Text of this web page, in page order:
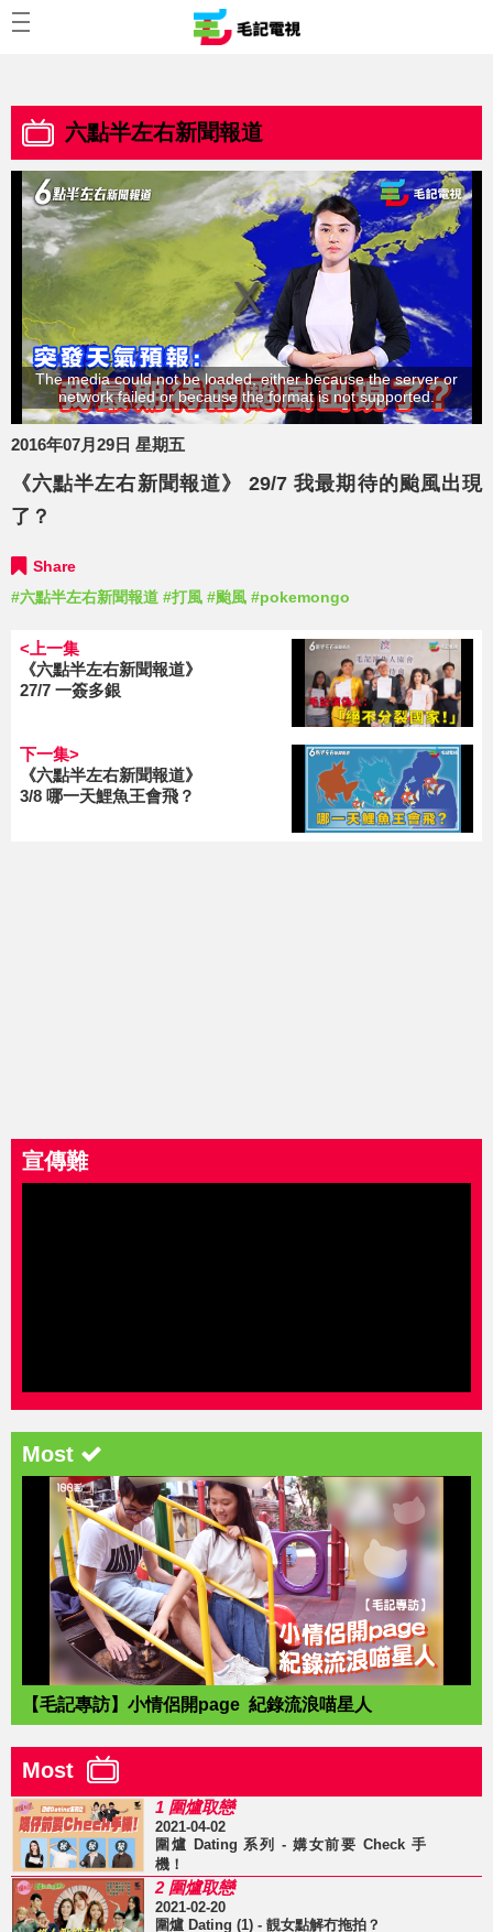
六點半左右新聞報道
The media could not be loaded, either because the server or
network failed or because the format is not supported.
2016年07月29日 星期五
《六點半左右新聞報道》 29/7 我最期待的颱風出現
了？
Share
#六點半左右新聞報道 #打風 #颱風 #pokemongo
<上一集
《六點半左右新聞報道》
27/7 一簽多銀
下一集>
《六點半左右新聞報道》
3/8 哪一天鯉魚王會飛？
宣傳難
Most
【毛記專訪】小情侶開page 紀錄流浪喵星人
Most
1 圍爐取戀
2021-04-02
圍爐 Dating 系列 - 媾女前要 Check 手
機！
2 圍爐取戀
2021-02-20
圍爐 Dating (1) - 靚女點解冇拖拍？